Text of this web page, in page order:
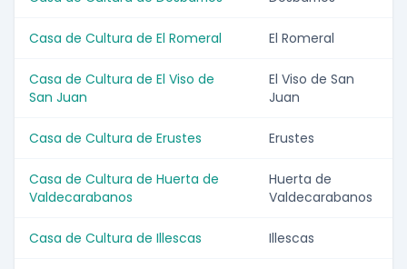
Casa de Cultura de El Romeral El Romeral
Casa de Cultura de El Viso de
San Juan
El Viso de San
Juan
Casa de Cultura de Erustes Erustes
Casa de Cultura de Huerta de
Valdecarabanos
Huerta de
Valdecarabanos
Casa de Cultura de Illescas Illescas